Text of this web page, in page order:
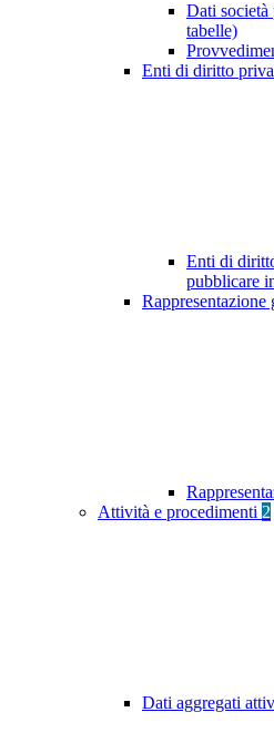
Dati società
tabelle)
Enti di diritto
Enti di
pubblicare
Rappresentazione
Attività e procedimenti 2
Dati aggregati